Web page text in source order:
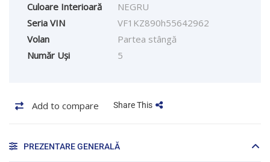
Culoare Interioară
NEGRU
Seria VIN
VF1KZ890h55642962
Volan
Partea stângă
Număr Uși
5
Add to compare Share This
PREZENTARE GENERALĂ